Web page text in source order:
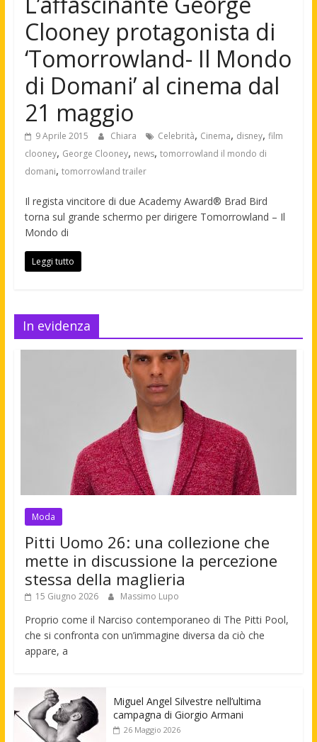
Clooney protagonista di
‘Tomorrowland- Il Mondo
di Domani’ al cinema dal
21 maggio
9 Aprile 2015 Chiara Celebrità, Cinema, disney, film
clooney, George Clooney, news, tomorrowland il mondo di
domani, tomorrowland trailer
Il regista vincitore di due Academy Award® Brad Bird
torna sul grande schermo per dirigere Tomorrowland – Il
Mondo di
Leggi tutto
In evidenza
Moda
Pitti Uomo 26: una collezione che
mette in discussione la percezione
stessa della maglieria
15 Giugno 2026 Massimo Lupo
Proprio come il Narciso contemporaneo di The Pitti Pool,
che si confronta con un’immagine diversa da ciò che
appare, a
Miguel Angel Silvestre nell’ultima
campagna di Giorgio Armani
26 Maggio 2026